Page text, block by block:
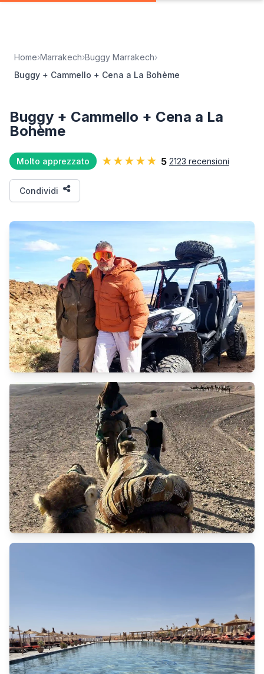
Home›Marrakech›Buggy Marrakech›
Buggy + Cammello + Cena a La Bohème
Buggy + Cammello + Cena a La
Bohème
Molto apprezzato ★★★★★ 5 2123 recensioni
Condividi